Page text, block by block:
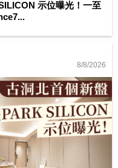
示位曝光！一至
8/8/2026